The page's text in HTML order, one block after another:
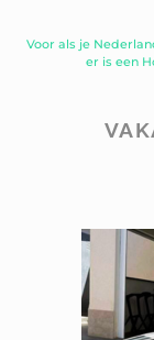
Voor als je
er is een